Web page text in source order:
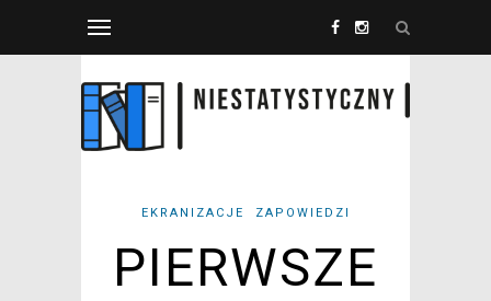
EKRANIZACJE ZAPOWIEDZI
PIERWSZE